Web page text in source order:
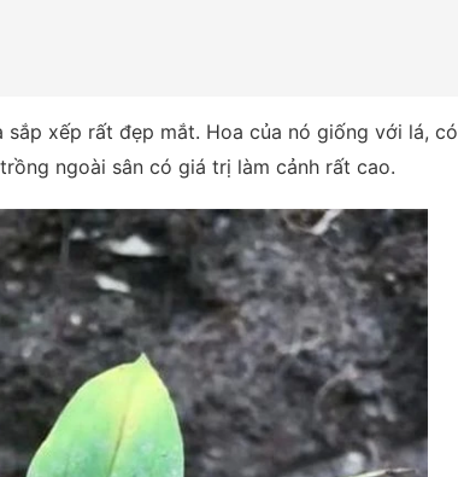
xếp rất đẹp mắt. Hoa của nó giống với lá, có
ngoài sân có giá trị làm cảnh rất cao.